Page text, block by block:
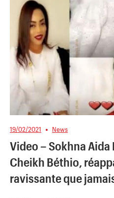
19/02/2021 News
Video – Sokhna
Cheikh Béthio,
ravissante que